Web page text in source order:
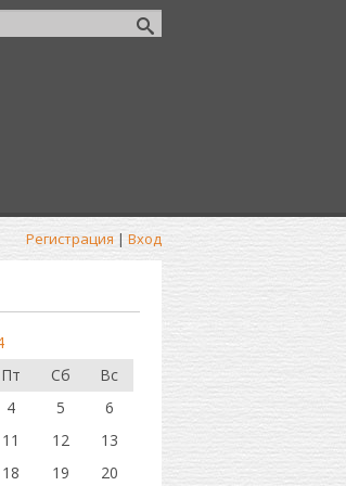
Регистрация | Вход
Пт Сб
Вс
4 5
6
11 12
13
18 19
20